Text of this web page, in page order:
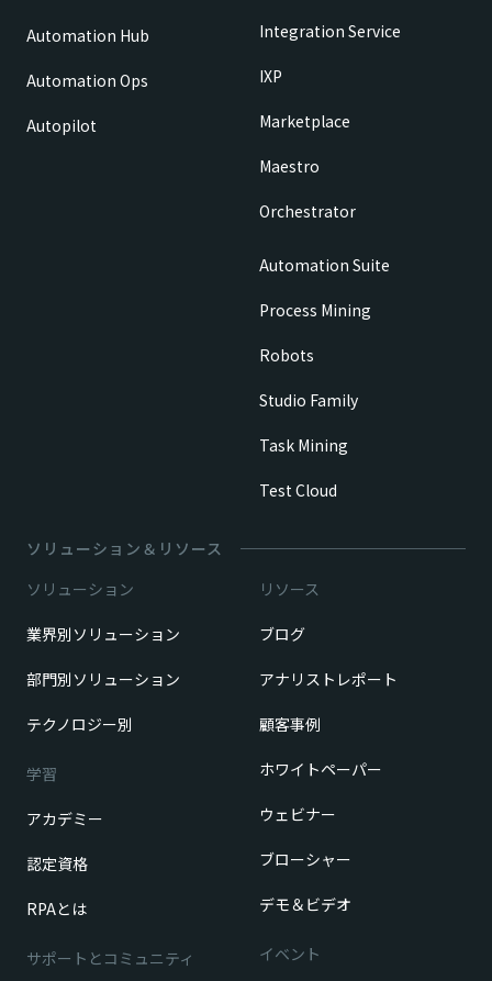
Automation Hub
Automation Ops
Autopilot
Integration Service
IXP
Marketplace
Maestro
Orchestrator
Automation Suite
Process Mining
Robots
Studio Family
Task Mining
Test Cloud
ソリューション＆リソース
ソリューション
業界別ソリューション
部門別ソリューション
テクノロジー別
学習
アカデミー
認定資格
RPAとは
サポートとコミュニティ
リソース
ブログ
アナリストレポート
顧客事例
ホワイトペーパー
ウェビナー
ブローシャー
デモ＆ビデオ
イベント